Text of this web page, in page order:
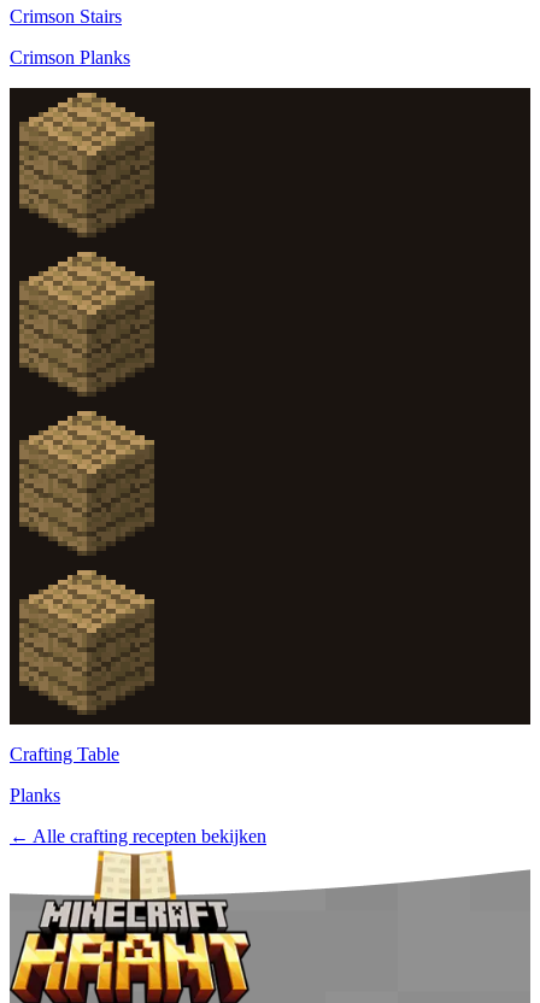
Crimson Stairs
Crimson Planks
Crafting Table
Planks
← Alle crafting recepten bekijken